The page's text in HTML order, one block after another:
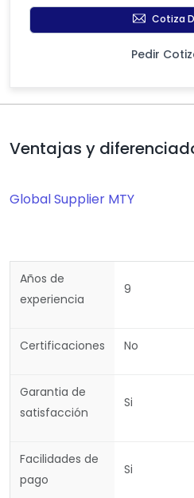
Cotiza
Pedir
Ventajas y
Global Supplier MTY
Años de
experiencia
9
Certificaciones No
Garantia de
satisfacción
Si
Facilidades de
pago
Si